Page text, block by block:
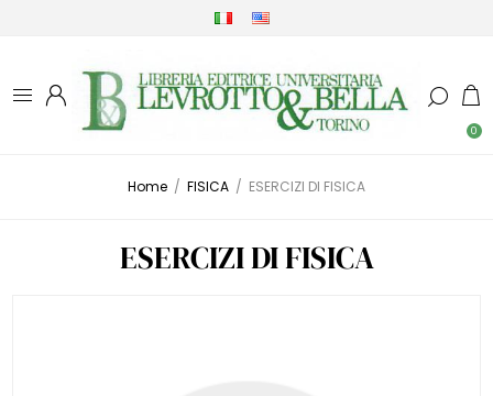
0
Home / FISICA / ESERCIZI DI FISICA
ESERCIZI DI FISICA